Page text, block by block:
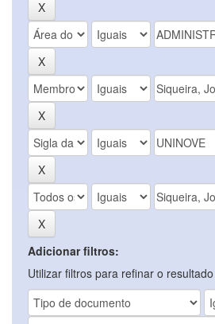
Adicionar filtros:
Utilizar filtros para refinar o